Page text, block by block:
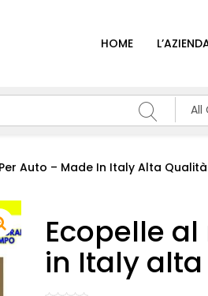
HOME
All
Auto – Made In Italy Alta Qualità
Ecopelle
in Italy